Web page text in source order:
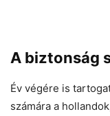
A biztonság
Év végére is
számára a